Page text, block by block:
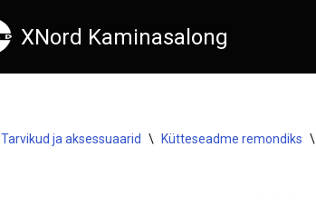
XNord Kaminasalong
Tarvikud ja aksessuaarid \ Kütteseadme remondiks \